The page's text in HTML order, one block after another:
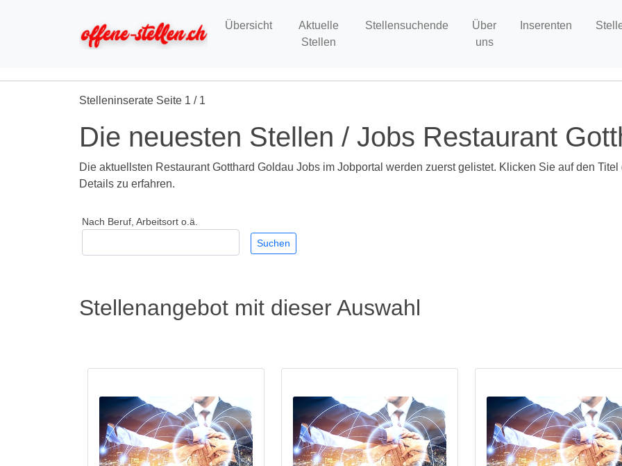
Übersicht
Aktuelle
Stellen
Stellensuchende
Über
uns
Inserenten
Stelleninserate Seite 1 / 1
Die neuesten Stellen / Jobs Restaurant
Die aktuellsten Restaurant Gotthard Goldau Jobs im Jobportal werden zuerst gelistet. Klicken Sie auf den
Details zu erfahren.
Nach Beruf, Arbeitsort o.ä.
Stellenangebot mit dieser Auswahl